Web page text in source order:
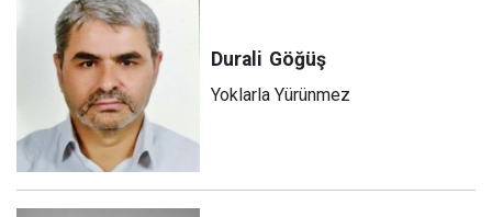
Durali Göğüş
Yoklarla Yürünmez